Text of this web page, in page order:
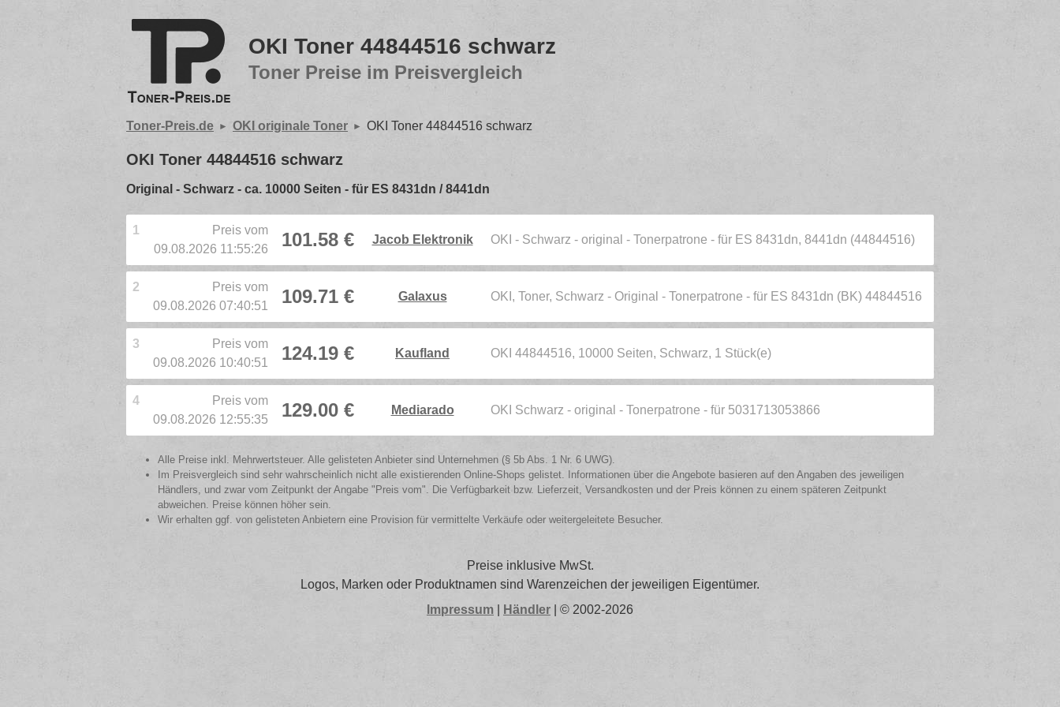
OKI Toner 44844516 schwarz
Toner Preise im Preisvergleich
Toner-Preis.de OKI originale Toner OKI Toner 44844516 schwarz
OKI Toner 44844516 schwarz
Original - Schwarz - ca. 10000 Seiten - für ES 8431dn / 8441dn
1
Preis vom
09.08.2026 11:55:26
101.58 € Jacob Elektronik OKI - Schwarz - original - Tonerpatrone - für ES 8431dn, 8441dn (44844516)
2
Preis vom
09.08.2026 07:40:51
109.71 € Galaxus OKI, Toner, Schwarz - Original - Tonerpatrone - für ES 8431dn (BK) 44844516
3
Preis vom
09.08.2026 10:40:51
124.19 € Kaufland OKI 44844516, 10000 Seiten, Schwarz, 1 Stück(e)
4
Preis vom
09.08.2026 12:55:35
129.00 € Mediarado OKI Schwarz - original - Tonerpatrone - für 5031713053866
Alle Preise inkl. Mehrwertsteuer. Alle gelisteten Anbieter sind Unternehmen (§ 5b Abs. 1 Nr. 6 UWG).
Im Preisvergleich sind sehr wahrscheinlich nicht alle existierenden Online-Shops gelistet. Informationen über die Angebote basieren auf den Angaben des jeweiligen
Händlers, und zwar vom Zeitpunkt der Angabe "Preis vom". Die Verfügbarkeit bzw. Lieferzeit, Versandkosten und der Preis können zu einem späteren Zeitpunkt
abweichen. Preise können höher sein.
Wir erhalten ggf. von gelisteten Anbietern eine Provision für vermittelte Verkäufe oder weitergeleitete Besucher.
Preise inklusive MwSt.
Logos, Marken oder Produktnamen sind Warenzeichen der jeweiligen Eigentümer.
Impressum
Händler | © 2002-2026